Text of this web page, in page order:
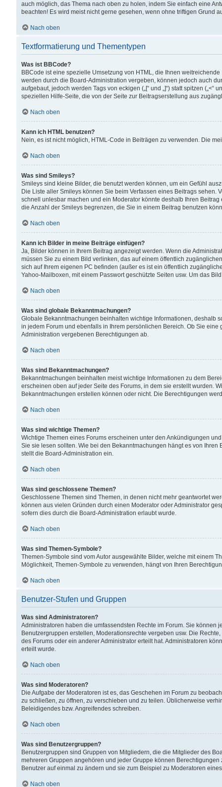
auch möglich, das Thema nach oben zu holen, indem Sie einfach eine
beachten! Es wird meist nicht gerne gesehen, wenn ohne triftigen Grund
Nach oben
Textformatierung und Thementypen
Was ist BBCode?
BBCode ist eine spezielle Umsetzung von HTML, die Ihnen
werden durch die Board-Administration vergeben, können jedoch auch
aufgebaut, jedoch werden Tags von eckigen („[“ und „]“) statt spitzen
speziellen Hilfe-Seite, die von der Seite zur Beitragserstellung aus
Nach oben
Kann ich HTML benutzen?
Nein, es ist nicht möglich, HTML-Code in Beiträgen zu verwenden. Die
Nach oben
Was sind Smileys?
Smileys sind kleine Bilder, die benutzt werden können, um ein Gefühl
Die Liste aller Smileys können Sie beim Verfassen eines Beitrags
schnell unlesbar machen und ein Moderator könnte deshalb Ihren
die Anzahl der Smileys begrenzen, die Sie in einem Beitrag benutzen
Nach oben
Kann ich Bilder in meine Beiträge einfügen?
Ja, Bilder können in Ihrem Beitrag angezeigt werden. Wenn die
müssen Sie zu einem Bild verlinken, das auf einem öffentlich
sich auf Ihrem eigenen PC befinden (außer es ist ein öffentlich
Yahoo-Mailboxen, mit einem Passwort geschützte Seiten usw. Um das
Nach oben
Was sind globale Bekanntmachungen?
Globale Bekanntmachungen beinhalten wichtige Informationen, deshalb
in jedem Forum und ebenfalls in Ihrem persönlichen Bereich. Ob Sie
Administration vergebenen Berechtigungen ab.
Nach oben
Was sind Bekanntmachungen?
Bekanntmachungen beinhalten meist wichtige Informationen zu dem
erscheinen oben auf jeder Seite des Forums, in dem sie erstellt wurden.
Bekanntmachungen erstellen können oder nicht. Die Berechtigungen
Nach oben
Was sind wichtige Themen?
Wichtige Themen eines Forums erscheinen unter den Ankündigungen
Sie sie lesen sollten. Wie bei den Bekanntmachungen hängt es von
stellt die Board-Administration ein.
Nach oben
Was sind geschlossene Themen?
Geschlossene Themen sind Themen, in denen nicht mehr geantwortet
können aus vielen Gründen durch einen Moderator oder Administrator
sofern dies durch die Board-Administration erlaubt wurde.
Nach oben
Was sind Themen-Symbole?
Themen-Symbole sind vom Autor ausgewählte Bilder, welche mit einem
Möglichkeit, Themen-Symbole zu verwenden, hängt von Ihren
Nach oben
Benutzer-Stufen und Gruppen
Was sind Administratoren?
Administratoren haben die umfassendsten Rechte im Forum. Sie können
Benutzergruppen erstellen, Moderationsrechte vergeben usw. Die
des Forums oder ein anderer Administrator erteilt hat. Administratoren
erteilt wurde.
Nach oben
Was sind Moderatoren?
Die Aufgabe der Moderatoren ist es, das Geschehen im Forum zu
zu schließen, zu öffnen, zu verschieben und zu teilen. Üblicherweise
Beleidigendes bzw. Angreifendes schreiben.
Nach oben
Was sind Benutzergruppen?
Benutzergruppen sind Gruppen von Mitgliedern, die die Mitglieder des
mehreren Gruppen angehören und jeder Gruppe können
Benutzer auf einmal zu ändern und sie zum Beispiel zu Moderatoren
Nach oben